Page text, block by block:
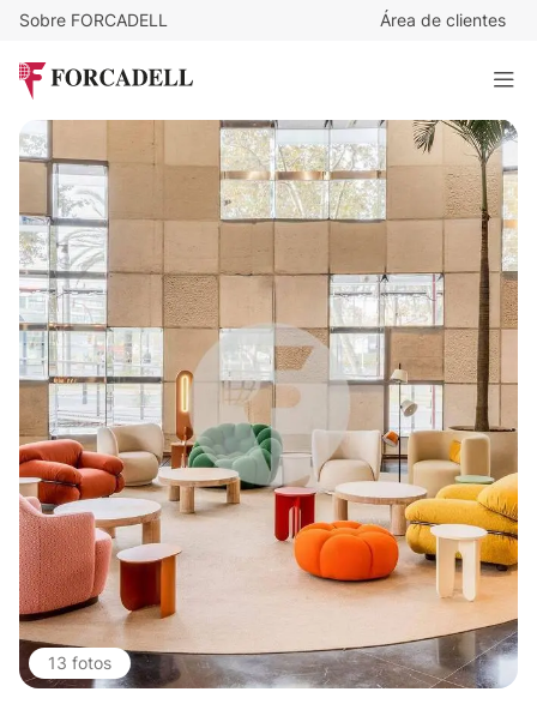
Sobre FORCADELL Área de clientes
TORRE GLÒRIES
1.128 m²
13 fotos